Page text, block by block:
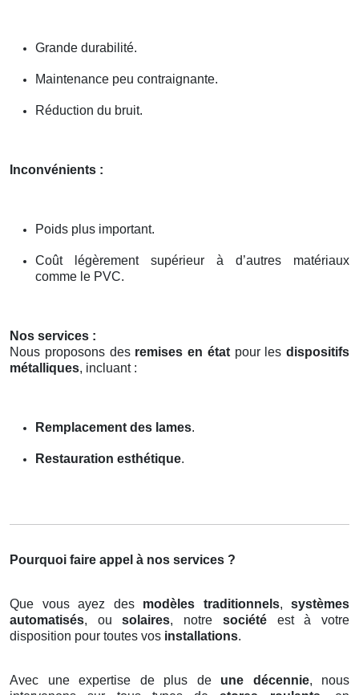
Grande durabilité.
Maintenance peu contraignante.
Réduction du bruit.
Inconvénients :
Poids plus important.
Coût légèrement supérieur à d’autres matériaux
comme le PVC.
Nos services :
Nous proposons des remises en étatpour les dispositifs
métalliques, incluant :
Remplacement des lames.
Restauration esthétique.
Pourquoi faire appel à nos services ?
Que vous ayez des modèles traditionnels, systèmes
automatisés, ousolaires, notre sociétéest à votre
disposition pour toutes vos installations.
Avec une expertise de plus de une décennie, nous